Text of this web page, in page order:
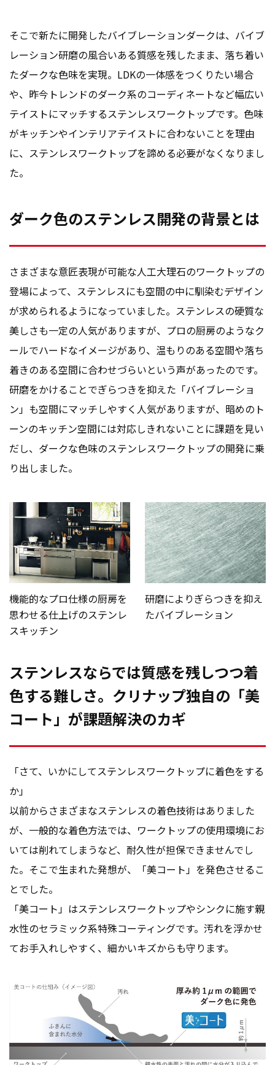
そこで新たに開発したバイブレーションダークは、バイブ
レーション研磨の風合いある質感を残したまま、落ち着い
たダークな色味を実現。LDKの一体感をつくりたい場合
や、昨今トレンドのダーク系のコーディネートなど幅広い
テイストにマッチするステンレスワークトップです。色味
がキッチンやインテリアテイストに合わないことを理由
に、ステンレスワークトップを諦める必要がなくなりまし
た。
ダーク色のステンレス開発の背景とは
さまざまな意匠表現が可能な人工大理石のワークトップの
登場によって、ステンレスにも空間の中に馴染むデザイン
が求められるようになっていました。ステンレスの硬質な
美しさも一定の人気がありますが、プロの厨房のようなク
ールでハードなイメージがあり、温もりのある空間や落ち
着きのある空間に合わせづらいという声があったのです。
研磨をかけることでぎらつきを抑えた「バイブレーショ
ン」も空間にマッチしやすく人気がありますが、暗めのト
ーンのキッチン空間には対応しきれないことに課題を見い
だし、ダークな色味のステンレスワークトップの開発に乗
り出しました。
機能的なプロ仕様の厨房を
思わせる仕上げのステンレ
スキッチン
研磨によりぎらつきを抑え
たバイブレーション
ステンレスならでは質感を残しつつ着
色する難しさ。クリナップ独自の「美
コート」が課題解決のカギ
「さて、いかにしてステンレスワークトップに着色をする
か」
以前からさまざまなステンレスの着色技術はありました
が、一般的な着色方法では、ワークトップの使用環境にお
いては削れてしまうなど、耐久性が担保できませんでし
た。そこで生まれた発想が、「美コート」を発色させるこ
とでした。
「美コート」はステンレスワークトップやシンクに施す親
水性のセラミック系特殊コーティングです。汚れを浮かせ
てお手入れしやすく、細かいキズからも守ります。